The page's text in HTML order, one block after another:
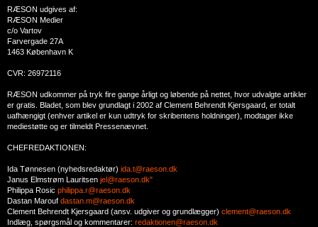
RÆSON udgives af:
RÆSON Medier
c/o Vartov
Farvergade 27A
1463 København K
CVR: 26972116
RÆSON udkommer på tryk fire gange årligt og løbende på nettet, hvor udvalgte artikler
er gratis. Bladet, som blev grundlagt i 2002 af Clement Behrendt Kjersgaard, er totalt
uafhængigt (enhver artikel er kun udtryk for skribentens holdninger), modtager ikke
mediestøtte og er tilmeldt Pressenævnet.
CHEFREDAKTIONEN:
Ida Tønnesen (nyhedsredaktør) ida.t@raeson.dk
Janus Elmstrøm Lauritsen jel@raeson.dk"
Philippa Rosic philippa.r@raeson.dk
Dastan Marouf dastan.m@raeson.dk
Clement Behrendt Kjersgaard (ansv. udgiver og grundlægger) clement@raeson.dk
Indlæg, spørgsmål og kommentarer: redaktionen@raeson.dk